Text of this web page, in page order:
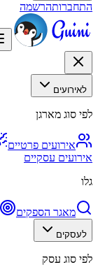
התחברותהרשמה
לאירועים
לפי סוג מארגן
אירועים פרטיים
אירועים עסקיים
גלו
מאגר הספקים
לעסקים
לפי סוג עסק